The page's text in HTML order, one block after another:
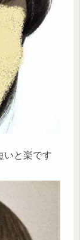
いと楽です